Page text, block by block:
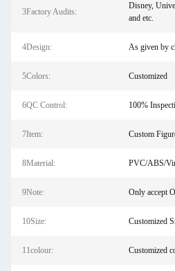
3Factory Audits:
Disney,
and etc.
4Design: As given by
5Colors: Customized
6QC Control: 100%
7Item: Custom
8Material: PVC/ABS/
9Note: Only accept
10Size: Customized
11colour: Customized